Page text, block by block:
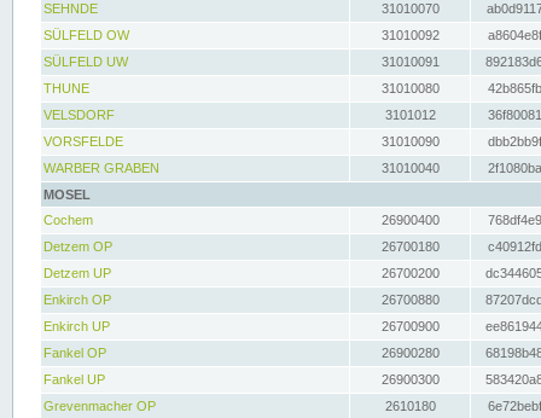
SEHNDE
31010070
SÜLFELD OW
31010092
SÜLFELD UW
31010091
THUNE
31010080
VELSDORF
3101012
VORSFELDE
31010090
WARBER GRABEN
31010040
MOSEL
Cochem
26900400
Detzem OP
26700180
Detzem UP
26700200
Enkirch OP
26700880
Enkirch UP
26700900
Fankel OP
26900280
Fankel UP
26900300
Grevenmacher OP
2610180